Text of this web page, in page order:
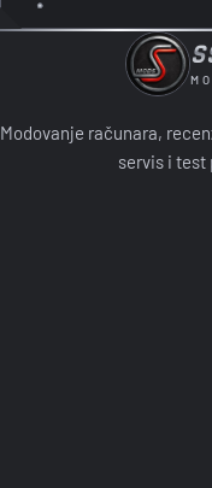
Modovanje računara,
servis i test